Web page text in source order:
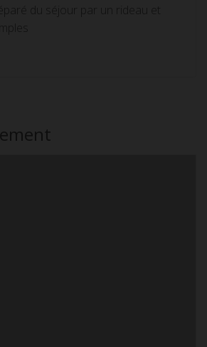
du séjour par un rideau et